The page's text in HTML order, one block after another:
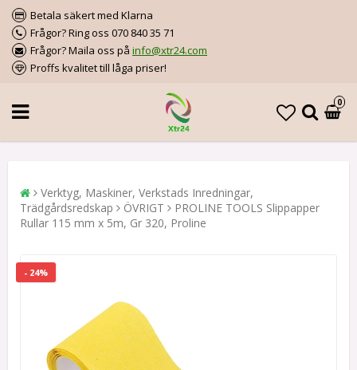
Betala säkert med Klarna
Frågor? Ring oss 070 840 35 71
Frågor? Maila oss på info@xtr24.com
Proffs kvalitet till låga priser!
0
Verktyg, Maskiner, Verkstads Inredningar,
Trädgårdsredskap
ÖVRIGT
PROLINE TOOLS Slippapper
Rullar 115 mm x 5m, Gr 320, Proline
- 24%